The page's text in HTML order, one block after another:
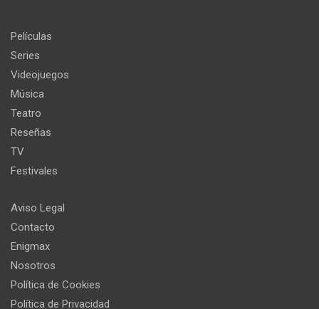
Películas
Series
Videojuegos
Música
Teatro
Reseñas
TV
Festivales
Aviso Legal
Contacto
Enigmax
Nosotros
Política de Cookies
Política de Privacidad